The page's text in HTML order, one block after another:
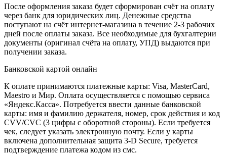
После оформления заказа будет сформирован счёт на оплату
через банк для юридических лиц. Денежные средства
поступают на счёт интернет-магазина в течение 2-3 рабочих
дней после оплаты заказа. Все необходимые для бухгалтерии
документы (оригинал счёта на оплату, УПД) выдаются при
получении заказа.
Банковской картой онлайн
К оплате принимаются платежные карты: Visa, MasterCard,
Maestro и Мир. Оплата осуществляется с помощью сервиса
«Яндекс.Касса». Потребуется ввести данные банковской
карты: имя и фамилию держателя, номер, срок действия и код
CVV/CVC (3 цифры с оборотной стороны). Если требуется
чек, следует указать электронную почту. Если у карты
включена дополнительная защита 3-D Secure, требуется
подтверждение платежа кодом из смс.